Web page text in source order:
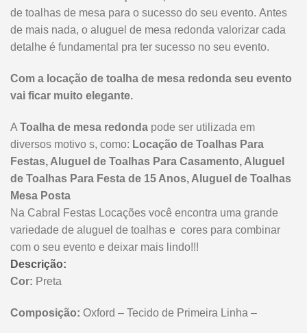
de toalhas de mesa para o sucesso do seu evento. Antes
de mais nada, o aluguel de mesa redonda valorizar cada
detalhe é fundamental pra ter sucesso no seu evento.
Com a locação de toalha de mesa redonda seu evento
vai ficar muito elegante.
A Toalha de mesa redonda pode ser utilizada em
diversos motivo s, como: Locação de Toalhas Para
Festas, Aluguel de Toalhas Para Casamento, Aluguel
de Toalhas Para Festa de 15 Anos, Aluguel de Toalhas
Mesa Posta
Na Cabral Festas Locações você encontra uma grande
variedade de aluguel de toalhas e cores para combinar
com o seu evento e deixar mais lindo!!!
Descrição:
Cor: Preta
Composição: Oxford – Tecido de Primeira Linha –